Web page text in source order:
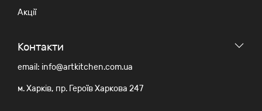
Акції
Контакти
email: info@artkitchen.com.ua
м. Харків, пр. Героїв Харкова 247